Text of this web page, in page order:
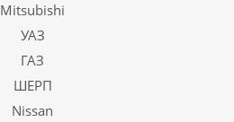
Mitsubishi
УАЗ
ГАЗ
ШЕРП
Nissan